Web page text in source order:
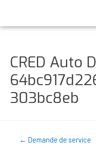
CRED Auto
303bc8eb
← Demande de service